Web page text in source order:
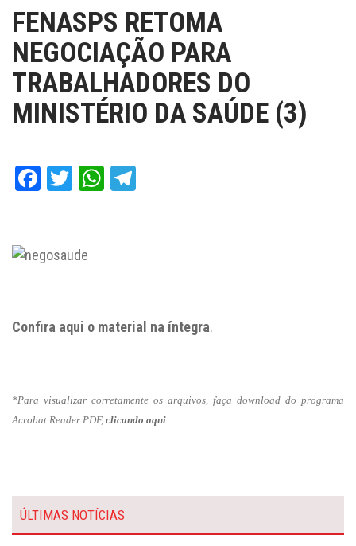
FENASPS RETOMA
NEGOCIAÇÃO PARA
TRABALHADORES DO
MINISTÉRIO DA SAÚDE (3)
Facebook
TwitterWhatsApp
Confira aqui o material na íntegra.
*Para visualizar corretamente os arquivos, faça download do programa
Acrobat Reader PDF, clicando aqui
ÚLTIMAS NOTÍCIAS